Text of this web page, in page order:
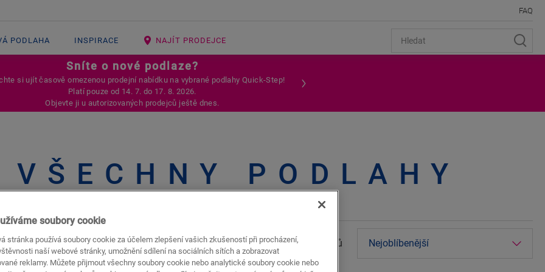
PODLAHA INSPIRACE NAJÍT PRODEJCE
FAQ
Sníte o nové podlaze?
si ujít časově omezenou prodejní nabídku na vybrané podlahy Quick-Step!
Platí pouze od 14. 7. do 17. 8. 2026.
Objevte ji u autorizovaných prodejců ještě dnes.
VŠECHNY PODLAHY
podlahy Zobrazit obrázky interiérů
soubory cookie
stránka používá soubory cookie za účelem zlepšení vašich zkušeností při procházení,
naší webové stránky, umožnění sdílení na sociálních sítích a zobrazovat
reklamy. Můžete přijmout všechny soubory cookie nebo analytické soubory cookie nebo